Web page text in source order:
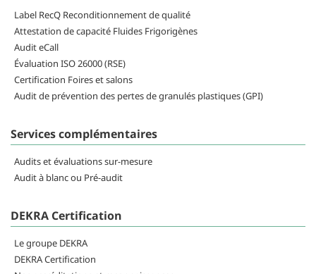
Label RecQ Reconditionnement de qualité
Attestation de capacité Fluides Frigorigènes
Audit eCall
Évaluation ISO 26000 (RSE)
Certification Foires et salons
Audit de prévention des pertes de granulés plastiques (GPI)
Services complémentaires
Audits et évaluations sur-mesure
Audit à blanc ou Pré-audit
DEKRA Certification
Le groupe DEKRA
DEKRA Certification